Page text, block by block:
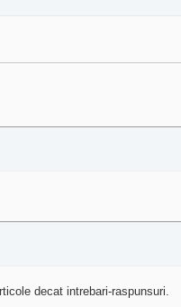
decat intrebari-raspunsuri.